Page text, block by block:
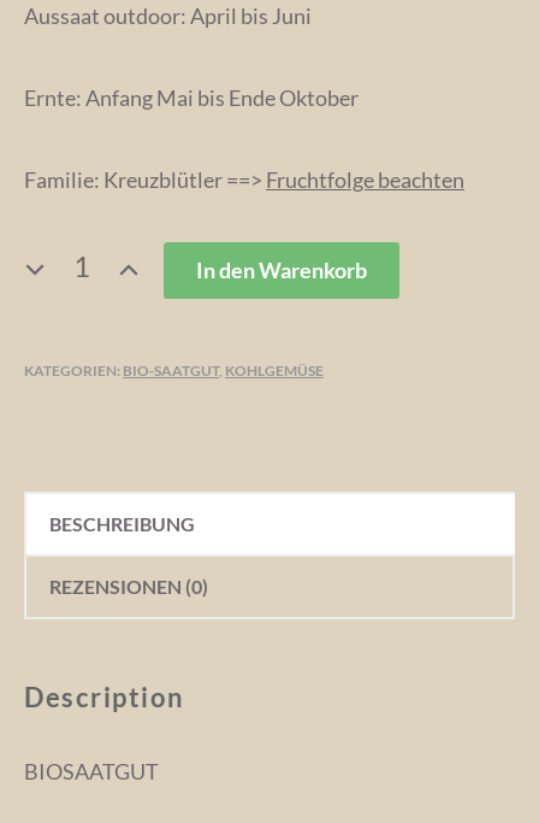
Aussaat outdoor: April bis Juni
Ernte: Anfang Mai bis Ende Oktober
Familie: Kreuzblütler ==> Fruchtfolge beachten
In den Warenkorb
KATEGORIEN: BIO-SAATGUT, KOHLGEMÜSE
BESCHREIBUNG
REZENSIONEN (0)
Description
BIOSAATGUT